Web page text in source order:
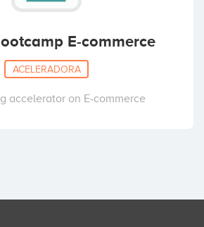
E-commerce
ACELERADORA
accelerator on E-commerce